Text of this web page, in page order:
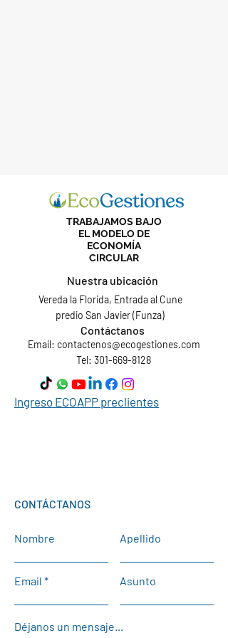
TRABAJAMOS BAJO
EL MODELO DE
ECONOMÍA
CIRCULAR
Nuestra ubicación
Vereda la Florida, Entrada al Cune
predio San Javier (Funza)
Contáctanos
Email: contactenos@ecogestiones.com
Tel: 301-669-8128
Ingreso ECOAPP preclientes
CONTÁCTANOS
Nombre Apellido
Email Asunto
Déjanos un mensaje...